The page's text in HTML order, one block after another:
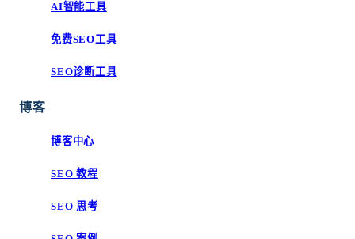
AI智能工具
免费SEO工具
SEO诊断工具
博客
博客中心
SEO 教程
SEO 思考